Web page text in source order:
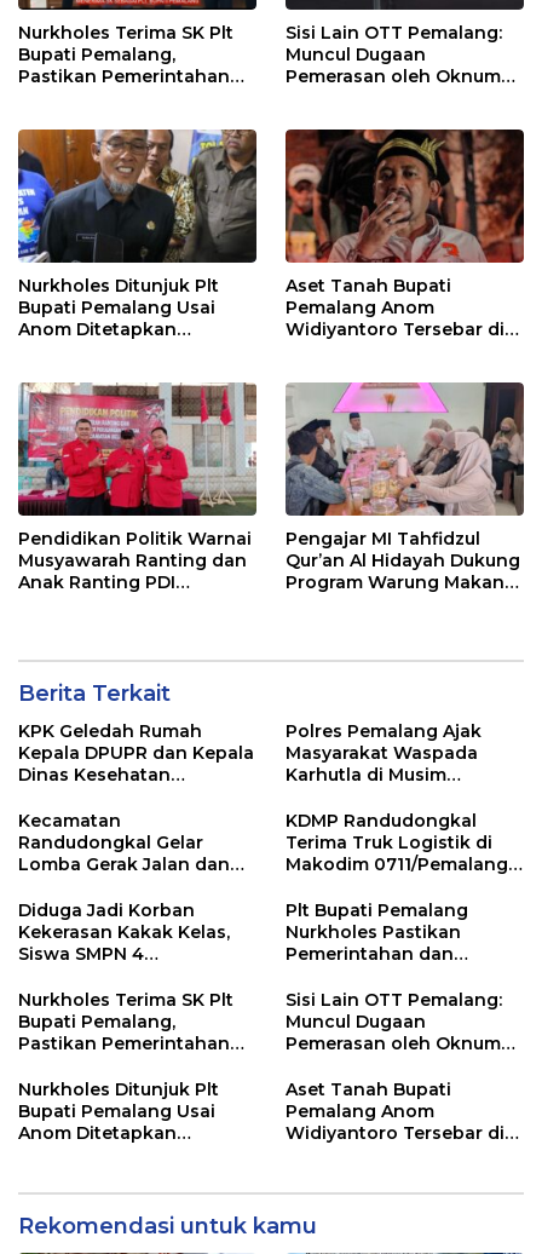
Nurkholes Terima SK Plt
Bupati Pemalang,
Pastikan Pemerintahan
Sisi Lain OTT Pemalang:
Muncul Dugaan
Pemerasan oleh Oknum
Nurkholes Ditunjuk Plt
Bupati Pemalang Usai
Anom Ditetapkan
Aset Tanah Bupati
Pemalang Anom
Widiyantoro Tersebar di
Pendidikan Politik Warnai
Musyawarah Ranting dan
Anak Ranting PDI
Pengajar MI Tahfidzul
Qur’an Al Hidayah Dukung
Program Warung Makan
Berita Terkait
KPK Geledah Rumah
Kepala DPUPR dan Kepala
Dinas Kesehatan
Polres Pemalang Ajak
Masyarakat Waspada
Karhutla di Musim
Kecamatan
Randudongkal Gelar
Lomba Gerak Jalan dan
HUT RI ke-81
KDMP Randudongkal
Terima Truk Logistik di
Makodim 0711/Pemalang
Desa
Diduga Jadi Korban
Kekerasan Kakak Kelas,
Siswa SMPN 4
Dunia
Plt Bupati Pemalang
Nurkholes Pastikan
Pemerintahan dan
Berjalan
Nurkholes Terima SK Plt
Bupati Pemalang,
Pastikan Pemerintahan
Sisi Lain OTT Pemalang:
Muncul Dugaan
Pemerasan oleh Oknum
Nurkholes Ditunjuk Plt
Bupati Pemalang Usai
Anom Ditetapkan
Aset Tanah Bupati
Pemalang Anom
Widiyantoro Tersebar di
Rekomendasi untuk kamu